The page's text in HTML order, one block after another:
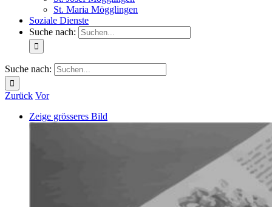
St. Maria Mögglingen
Soziale Dienste
Suche nach:
Suche nach:
Zurück Vor
Zeige grösseres Bild